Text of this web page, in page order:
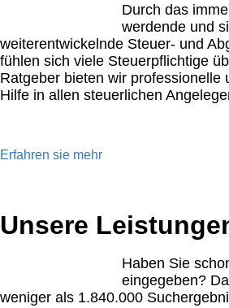
Durch das
werdende und
weiterentwickelnde Steuer- und
fühlen sich viele Steuerpflichtige
Ratgeber bieten wir professionelle
Hilfe in allen steuerlichen
Erfahren sie mehr
Unsere
Haben Sie
eingegeben?
weniger als 1.840.000